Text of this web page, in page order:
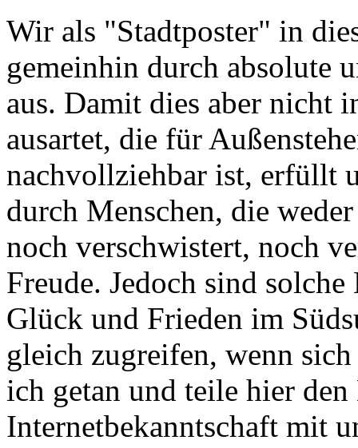
Wir als "Stadtposter" in
gemeinhin durch absolute
aus. Damit dies aber nicht
ausartet, die für
nachvollziehbar ist, erfüllt
durch Menschen, die
noch verschwistert, noch
Freude. Jedoch sind
Glück und Frieden im
gleich zugreifen, wenn
ich getan und teile hier
Internetbekanntschaft mit